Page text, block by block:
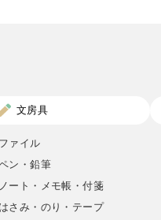
文房具
ファイル
ン・鉛筆
ノート・メモ帳・付箋
はさみ・のり・テープ